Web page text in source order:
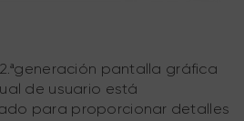
pantalla gráfica
de usuario está
para proporcionar detalles